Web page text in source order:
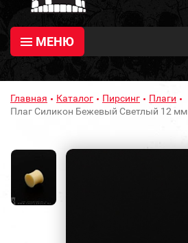
МЕНЮ
Главная Каталог Пирсинг
Плаги
Плаг Силикон Бежевый Светлый 12 мм